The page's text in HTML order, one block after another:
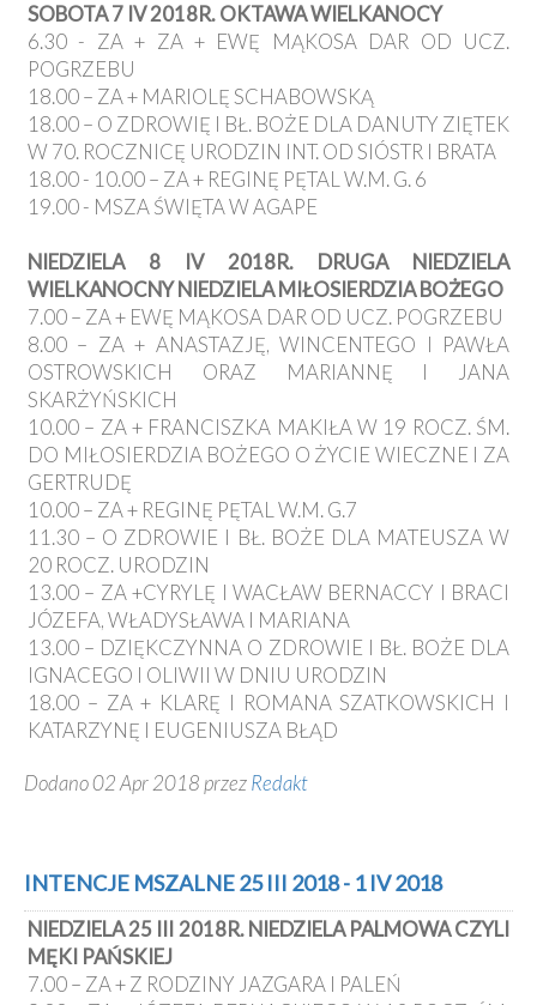
SOBOTA 7 IV 2018R. OKTAWA WIELKANOCY
6.30 - ZA + ZA + EWĘ MĄKOSA DAR OD UCZ.
POGRZEBU
18.00 – ZA + MARIOLĘ SCHABOWSKĄ
18.00 – O ZDROWIĘ I BŁ. BOŻE DLA DANUTY ZIĘTEK
W 70. ROCZNICĘ URODZIN INT. OD SIÓSTR I BRATA
18.00 - 10.00 – ZA + REGINĘ PĘTAL W.M. G. 6
19.00 - MSZA ŚWIĘTA W AGAPE
NIEDZIELA 8 IV 2018R. DRUGA NIEDZIELA
WIELKANOCNY NIEDZIELA MIŁOSIERDZIA BOŻEGO
7.00 – ZA + EWĘ MĄKOSA DAR OD UCZ. POGRZEBU
8.00 – ZA + ANASTAZJĘ, WINCENTEGO I PAWŁA
OSTROWSKICH ORAZ MARIANNĘ I JANA
SKARŻYŃSKICH
10.00 – ZA + FRANCISZKA MAKIŁA W 19 ROCZ. ŚM.
DO MIŁOSIERDZIA BOŻEGO O ŻYCIE WIECZNE I ZA
GERTRUDĘ
10.00 – ZA + REGINĘ PĘTAL W.M. G.7
11.30 – O ZDROWIE I BŁ. BOŻE DLA MATEUSZA W
20 ROCZ. URODZIN
13.00 – ZA +CYRYLĘ I WACŁAW BERNACCY I BRACI
JÓZEFA, WŁADYSŁAWA I MARIANA
13.00 – DZIĘKCZYNNA O ZDROWIE I BŁ. BOŻE DLA
IGNACEGO I OLIWII W DNIU URODZIN
18.00 – ZA + KLARĘ I ROMANA SZATKOWSKICH I
KATARZYNĘ I EUGENIUSZA BŁĄD
Dodano 02 Apr 2018 przezRedakt
INTENCJE MSZALNE 25 III 2018 - 1 IV 2018
NIEDZIELA 25 III 2018R. NIEDZIELA PALMOWA CZYLI
MĘKI PAŃSKIEJ
7.00 – ZA + Z RODZINY JAZGARA I PALEŃ